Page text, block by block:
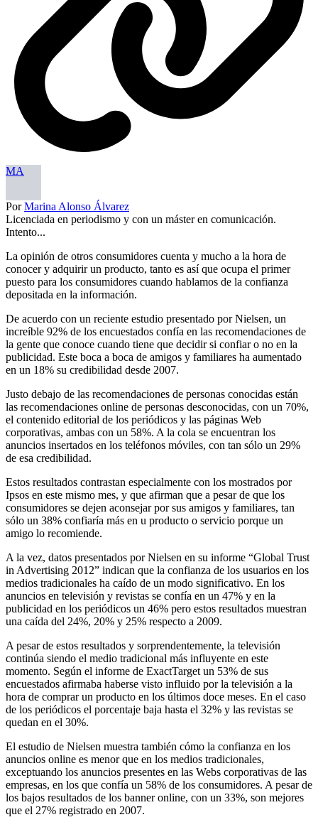
MA
PorMarina Alonso Álvarez
Licenciada en periodismo y con un máster en comunicación.
Intento...
La opinión de otros consumidores cuenta y mucho a la hora de
conocer y adquirir un producto, tanto es así que ocupa el primer
puesto para los consumidores cuando hablamos de la confianza
depositada en la información.
De acuerdo con un reciente estudio presentado por Nielsen, un
increíble 92% de los encuestados confía en las recomendaciones de
la gente que conoce cuando tiene que decidir si confiar o no en la
publicidad. Este boca a boca de amigos y familiares ha aumentado
en un 18% su credibilidad desde 2007.
Justo debajo de las recomendaciones de personas conocidas están
las recomendaciones online de personas desconocidas, con un 70%,
el contenido editorial de los periódicos y las páginas Web
corporativas, ambas con un 58%. A la cola se encuentran los
anuncios insertados en los teléfonos móviles, con tan sólo un 29%
de esa credibilidad.
Estos resultados contrastan especialmente con los mostrados por
Ipsos en este mismo mes, y que afirman que a pesar de que los
consumidores se dejen aconsejar por sus amigos y familiares, tan
sólo un 38% confiaría más en u producto o servicio porque un
amigo lo recomiende.
A la vez, datos presentados por Nielsen en su informe “Global Trust
in Advertising 2012” indican que la confianza de los usuarios en los
medios tradicionales ha caído de un modo significativo. En los
anuncios en televisión y revistas se confía en un 47% y en la
publicidad en los periódicos un 46% pero estos resultados muestran
una caída del 24%, 20% y 25% respecto a 2009.
A pesar de estos resultados y sorprendentemente, la televisión
continúa siendo el medio tradicional más influyente en este
momento. Según el informe de ExactTarget un 53% de sus
encuestados afirmaba haberse visto influido por la televisión a la
hora de comprar un producto en los últimos doce meses. En el caso
de los periódicos el porcentaje baja hasta el 32% y las revistas se
quedan en el 30%.
El estudio de Nielsen muestra también cómo la confianza en los
anuncios online es menor que en los medios tradicionales,
exceptuando los anuncios presentes en las Webs corporativas de las
empresas, en los que confía un 58% de los consumidores. A pesar de
los bajos resultados de los banner online, con un 33%, son mejores
que el 27% registrado en 2007.